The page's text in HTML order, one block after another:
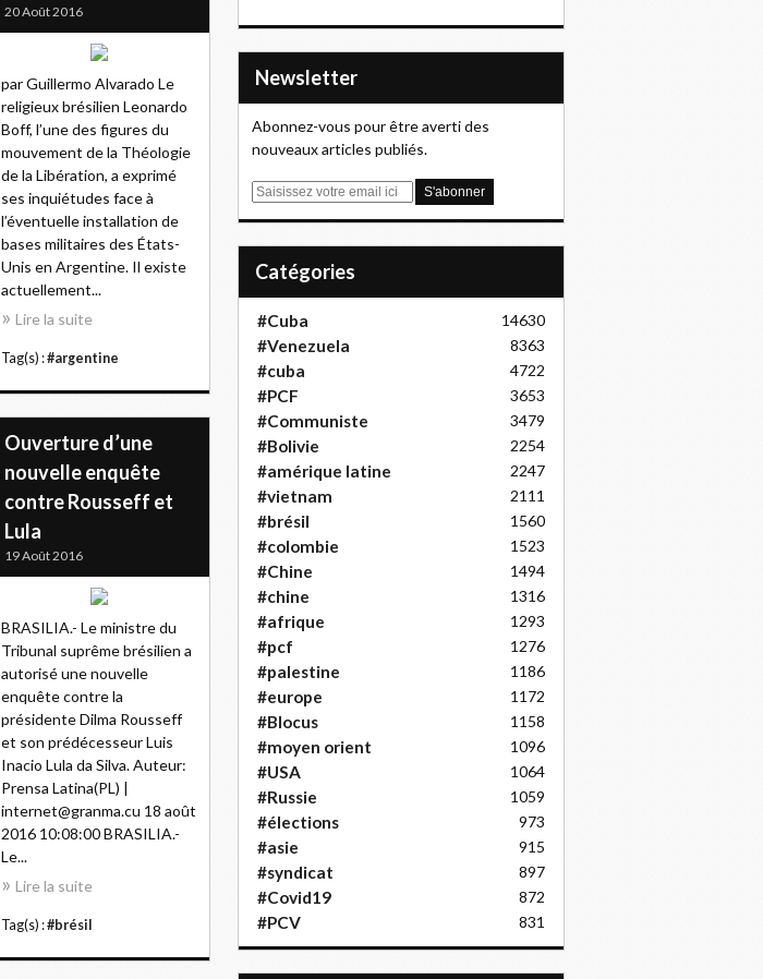
20 Août 2016
par Guillermo Alvarado Le
religieux brésilien Leonardo
Boff, l’une des figures du
mouvement de la Théologie
de la Libération, a exprimé
ses inquiétudes face à
l’éventuelle installation de
bases militaires des États-
Unis en Argentine. Il existe
actuellement...
Lire la suite
Tag(s) :#argentine
Ouverture d’une
nouvelle enquête
contre Rousseff et
Lula
19 Août 2016
BRASILIA.- Le ministre du
Tribunal suprême brésilien a
autorisé une nouvelle
enquête contre la
présidente Dilma Rousseff
et son prédécesseur Luis
Inacio Lula da Silva. Auteur:
Prensa Latina(PL) |
internet@granma.cu 18 août
2016 10:08:00 BRASILIA.-
Le...
Lire la suite
Tag(s) :#brésil
Newsletter
Abonnez-vous pour être averti des
nouveaux articles publiés.
E
Catégories
#Cuba 14630
#Venezuela 8363
#cuba 4722
#PCF 3653
#Communiste 3479
#Bolivie 2254
#amérique latine 2247
#vietnam 2111
#brésil 1560
#colombie 1523
#Chine 1494
#chine 1316
#afrique 1293
#pcf 1276
#palestine 1186
#europe 1172
#Blocus 1158
#moyen orient 1096
#USA 1064
#Russie 1059
#élections 973
#asie 915
#syndicat 897
#Covid19 872
#PCV 831